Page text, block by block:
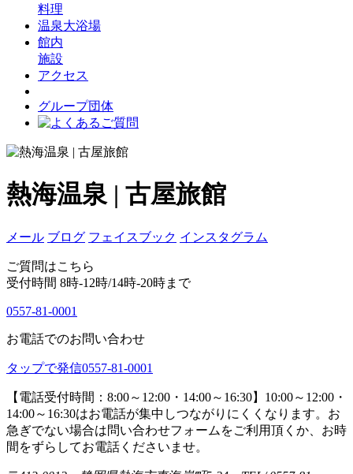
料理
温泉大浴場
館内
施設
アクセス
グループ団体
熱海温泉 | 古屋旅館
メール ブログ フェイスブック インスタグラム
ご質問はこちら
受付時間 8時-12時/14時-20時まで
0557-81-0001
お電話でのお問い合わせ
タップで発信0557-81-0001
【電話受付時間：8:00～12:00・14:00～16:30】 10:00～12:00・
14:00～16:30はお電話が集中しつながりにくくなります。お
急ぎでない場合は問い合わせフォームをご利用頂くか、お時
間をずらしてお電話くださいませ。